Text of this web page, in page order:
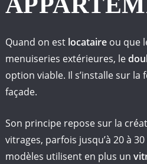
Quand on est locataire ou que
menuiseries extérieures, le
option viable. Il s’installe sur
façade.
Son principe repose sur la
vitrages, parfois jusqu’à 20 à
modèles utilisent en plus un